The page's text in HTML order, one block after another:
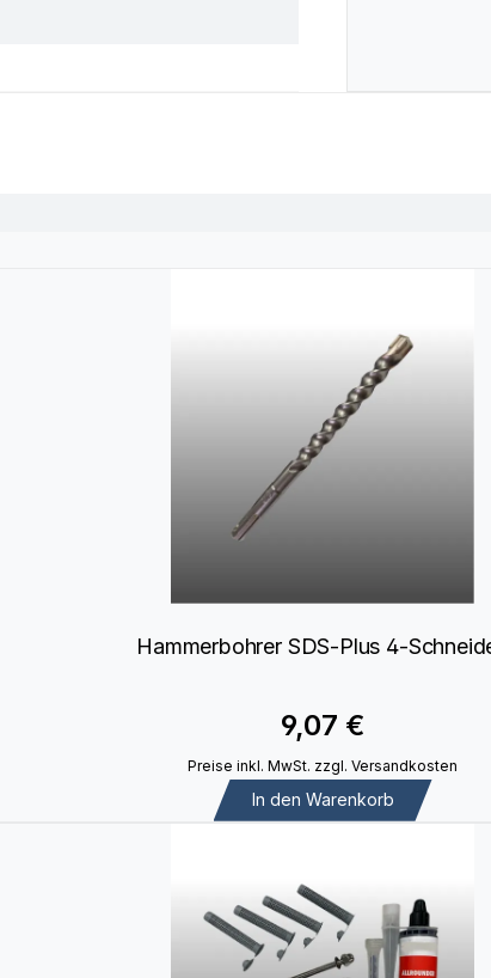
Hammerbohrer SDS-Plus 4-
9,07 €
Preise inkl. MwSt. zzgl. Versandkosten
In den Warenkorb